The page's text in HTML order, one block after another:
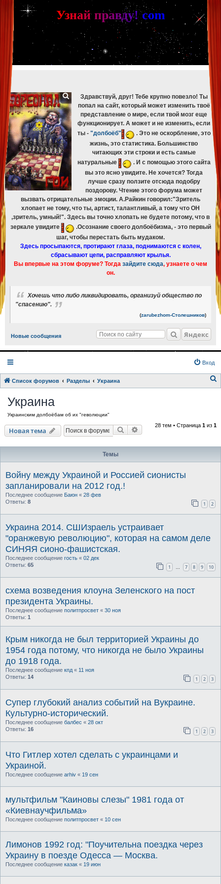
[phpBB Debug] PHP Warning : in file [ROOT]/phpbb/db/driver/mysqli.php
mysqli_fetch_assoc(): Couldn't fetch mysqli_result
[phpBB Debug] PHP Warning: in file[ROOT]/phpbb/db/driver/mysqli.php 329
mysqli_free_result(): Couldn't fetch mysqli_result
[phpBB Debug] PHP Warning
[ROOT]/phpbb/db/driver/mysqli.php on line 265
mysqli_fetch_assoc(): Couldn't fetch mysqli_result
[phpBB Debug] PHP Warning
: in file [ROOT]/phpbb/db/driver/mysqli.php on line329
mysqli_free_result(): Couldn't fetch mysqli_result
[phpBB Debug] PHP Warning: in file [ROOT]/phpbb/db/driver/mysqli.php on line 265
mysqli_fetch_assoc(): Couldn't fetch mysqli_result
[phpBB Debug] PHP Warning
[ROOT]/phpbb/db/driver/mysqli.php on line329:
mysqli_free_result(): Couldn't fetch mysqli_result
Узнай правду! com
Здравствуй, друг! Тебе крупно повезло! Ты
попал на сайт, который может изменить твоё
представление о мире, если твой мозг еще
функционирует. А может и не изменить, если
ты - "долбоёб"
. Это не оскорбление, это
жизнь, это статистика. Большинство
читающих эти строки и есть самые
натуральные
. И с помощью этого сайта
вы это ясно увидите. Не хочется? Тогда
лучше сразу ползите отсюда подобру
поздорову. Чтение этого форума может
вызвать отрицательные эмоции. А.Райкин говорил:"Зритель
хлопает не тому, что ты, артист, талантливый, а тому что ОН
,зритель, умный!". Здесь вы точно хлопать не будете потому, что в
зеркале увидите
.Осознание своего долбоёбизма, - это первый
шаг, чтобы перестать быть мудаком.
Здесь просыпаются, протирают глаза, поднимаются с колен,
сбрасывают цепи, расправляют крылья.
Вы впервые на этом форуме? Тогда зайдите сюда, узнаете о чем
он.
Хочешь что либо ликвидировать, организуй общество по
"спасению".
(zarubezhom-Столешников)
Новые сообщения Яндекс
Вход
Список форумов Разделы Украина
Украина
Украинским долбоёбам об их "геволюции"
Новая тема Поиск Расширенный поиск
28 тем • Страница 1 из 1
Темы
Войну между Украиной и Россией сионисты
запланировали на 2012 год.!
Последнее сообщение Баюн « 28 фев
Ответы: 8 1 2
Украина 2014. СШИзраель устраивает
"оранжевую революцию", которая на самом деле
СИНЯЯ сионо-фашистская.
Последнее сообщение гость « 02 дек
Ответы: 65 1 7 8 9 10
схема возведения клоуна Зеленского на пост
президента Украины.
Последнее сообщение политпросвет « 30 ноя
Ответы: 1
Крым никогда не был территорией Украины до
1954 года потому, что никогда не было Украины
до 1918 года.
Последнее сообщение кпд « 11 ноя
Ответы: 14 1 2 3
Супер глубокий анализ событий на Вукраине.
Культурно-исторический.
Последнее сообщение балбес « 28 окт
Ответы: 16 1 2 3
Что Гитлер хотел сделать с украинцами и
Украиной.
Последнее сообщение arhiv « 19 сен
мультфильм "Каиновы слезы" 1981 года от
«Киевнаучфильма»
Последнее сообщение политпросвет « 10 сен
Лимонов 1992 год: "Поучительна поездка через
Украину в поезде Одесса — Москва.
Последнее сообщение казак « 19 июн